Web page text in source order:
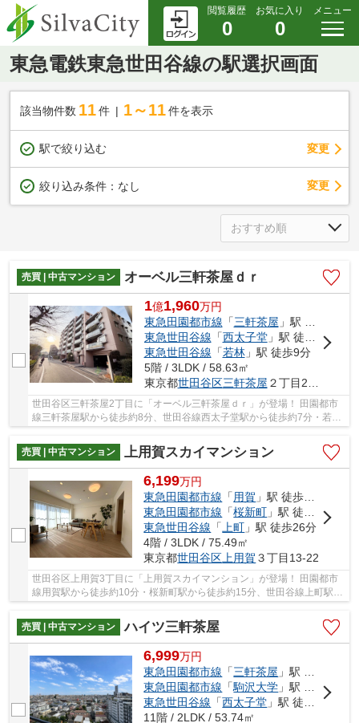
閲覧履歴
0
お気に入り
0
メニュー
東急電鉄東急世田谷線の駅選択画面
該当物件数 11件 1～11 件を表示
駅で絞り込む 変更
絞り込み条件： なし 変更
売買 | 中古マンション オーベル三軒茶屋ｄｒ
1億1,960万円
東急田園都市線 「三軒茶屋 」駅 徒歩9分
東急世田谷線 「西太子堂」駅 徒歩7分
東急世田谷線 「若林」駅 徒歩9分
5階 / 3LDK / 58.63㎡
東京都世田谷区三軒茶屋 ２丁目28-4
世田谷区三軒茶屋2丁目に「オーベル三軒茶屋ｄｒ」が登場！ 田園都市
線三軒茶屋駅から徒歩約8分、世田谷線西太子堂駅から徒歩約7分・若林
売買 | 中古マンション
上用賀スカイマンション
6,199万円
東急田園都市線 「 用賀 」駅 徒歩10分
東急田園都市線 「桜新町 」駅 徒歩15分
東急世田谷線 「 上町 」駅 徒歩26分
4階 / 3LDK / 75.49㎡
東京都世田谷区 上用賀 ３丁目13-22
世田谷区上用賀3丁目に「上用賀スカイマンション」が登場！ 田園都市
線用賀駅から徒歩約10分・桜新町駅から徒歩約15分、世田谷線上町駅か
売買 | 中古マンション
ハイツ三軒茶屋
6,999万円
東急田園都市線 「三軒茶屋 」駅 徒歩4分
東急田園都市線 「駒沢大学 」駅 徒歩17分
東急世田谷線 「西太子堂 」駅 徒歩9分
11階 / 2LDK / 53.74㎡